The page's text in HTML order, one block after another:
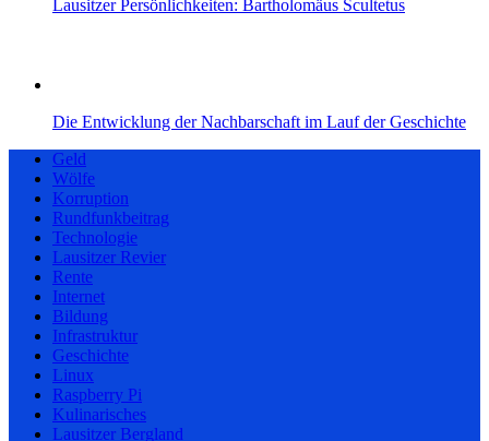
Lausitzer Persönlichkeiten: Bartholomäus Scultetus
Die Entwicklung der Nachbarschaft im Lauf der Geschichte
Geld
Wölfe
Korruption
Rundfunkbeitrag
Technologie
Lausitzer Revier
Rente
Internet
Bildung
Infrastruktur
Geschichte
Linux
Raspberry Pi
Kulinarisches
Lausitzer Bergland